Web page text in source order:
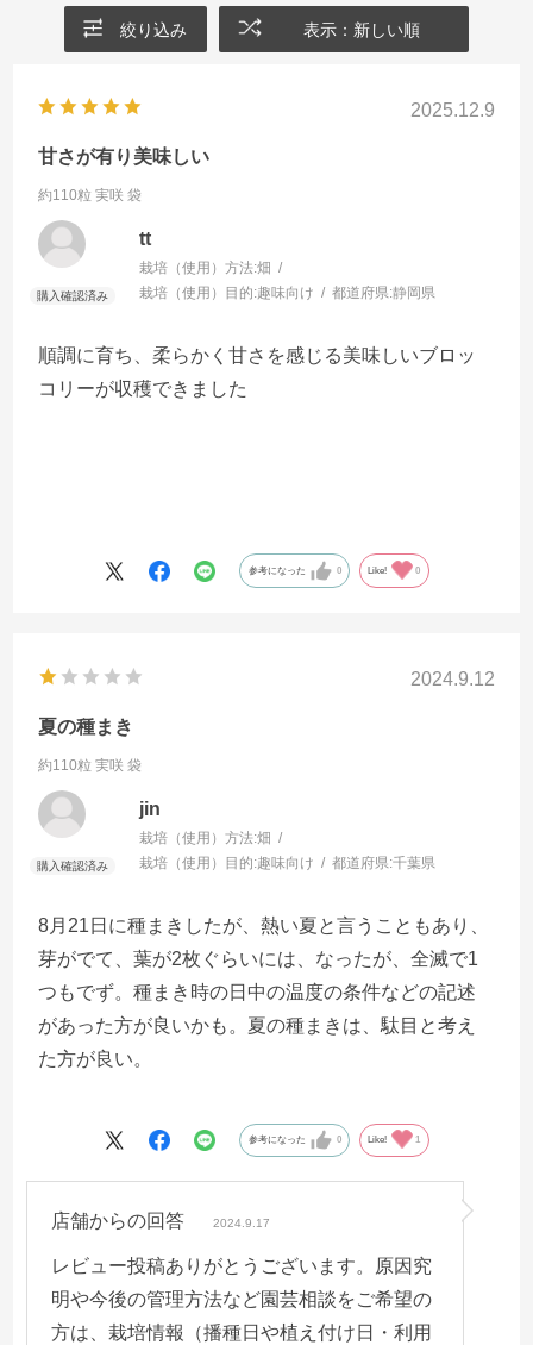
絞り込み 表示：新しい順
2025.12.9
甘さが有り美味しい
約110粒 実咲 袋
tt
栽培（使用）方法:畑
栽培（使用）目的:趣味向け 都道府県:静岡県
順調に育ち、柔らかく甘さを感じる美味しいブロッ
コリーが収穫できました
参考になった 0 Like! 0
2024.9.12
夏の種まき
約110粒 実咲 袋
jin
栽培（使用）方法:畑
栽培（使用）目的:趣味向け 都道府県:千葉県
8月21日に種まきしたが、熱い夏と言うこともあり、
芽がでて、葉が2枚ぐらいには、なったが、全滅で1
つもでず。種まき時の日中の温度の条件などの記述
があった方が良いかも。夏の種まきは、駄目と考え
た方が良い。
参考になった 0 Like! 1
店舗からの回答 2024.9.17
レビュー投稿ありがとうございます。原因究
明や今後の管理方法など園芸相談をご希望の
方は、栽培情報（播種日や植え付け日・利用